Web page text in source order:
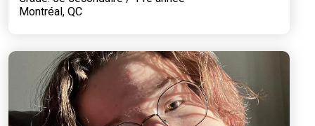
Montréal, QC